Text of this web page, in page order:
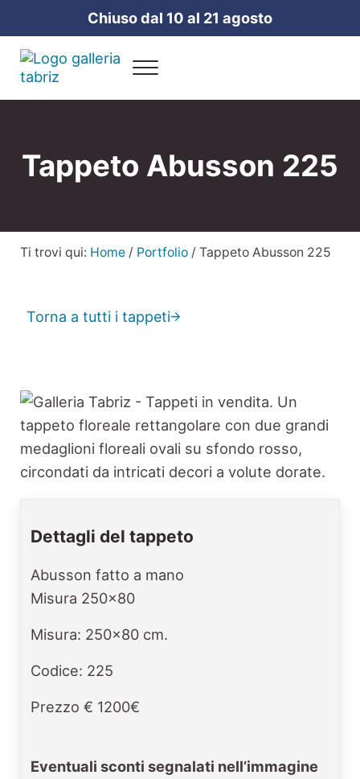
Passa al contenuto principale
Skip to header right navigation
Skip to site footerChiuso dal 10 al 21 agosto
Galleria Tabriz
Menu
Tappeto Abusson 225
Ti trovi qui: Home / Portfolio /Tappeto Abusson 225
Torna a tutti i tappeti
Dettagli del tappeto
Abusson fatto a mano
Misura 250x80
Misura: 250x80 cm.
Codice: 225
Prezzo € 1200€
Eventuali sconti segnalati nell’immagine